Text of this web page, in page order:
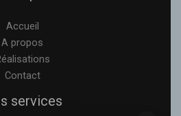
Accueil
A propos
Contact
services